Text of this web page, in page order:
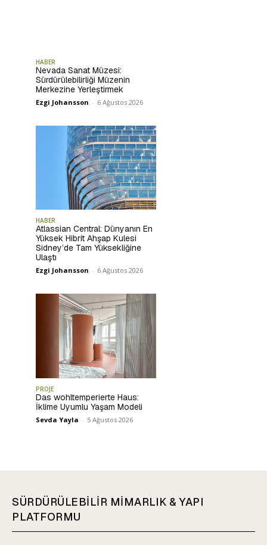
HABER
Nevada Sanat Müzesi:
Sürdürülebilirliği Müzenin
Merkezine Yerleştirmek
Ezgi Johansson - 6 Ağustos 2026
HABER
Atlassian Central: Dünyanın En
Yüksek Hibrit Ahşap Kulesi
Sidney’de Tam Yüksekliğine
Ulaştı
Ezgi Johansson - 6 Ağustos 2026
PROJE
Das wohltemperierte Haus:
İklime Uyumlu Yaşam Modeli
Sevda Yayla - 5 Ağustos 2026
SÜRDÜRÜLEBİLİR MİMARLIK & YAPI
PLATFORMU